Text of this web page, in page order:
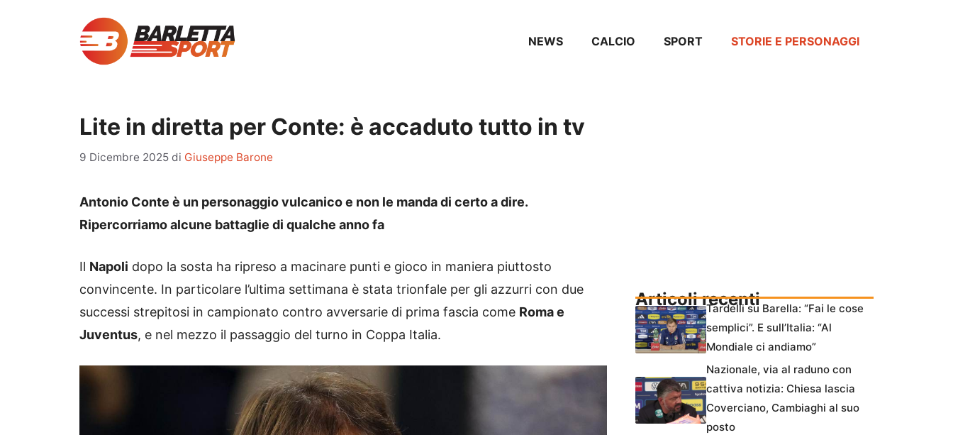
NEWS CALCIO SPORT STORIE E PERSONAGGI
Lite in diretta per Conte: è accaduto tutto in tv
9 Dicembre 2025 di Giuseppe Barone
Antonio Conte è un personaggio vulcanico e non le manda di certo a dire.
Ripercorriamo alcune battaglie di qualche anno fa
Il Napoli dopo la sosta ha ripreso a macinare punti e gioco in maniera piuttosto
convincente. In particolare l’ultima settimana è stata trionfale per gli azzurri con due
successi strepitosi in campionato contro avversarie di prima fascia come Roma e
Juventus, e nel mezzo il passaggio del turno in Coppa Italia.
Articoli recentiTardelli su Barella: “Fai le cose
semplici”. E sull’Italia: “Al
Mondiale ci andiamo”
Nazionale, via al raduno con
cattiva notizia: Chiesa lascia
Coverciano, Cambiaghi al suo
posto